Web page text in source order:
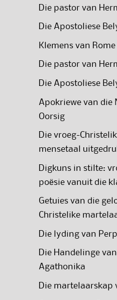
Die pastor van
Die Apostoliese
Klemens van Rome
Die pastor van
Die Apostoliese
Apokriewe van die
Oorsig
Die vroeg-
mensetaal
Digkuns in stilte:
poësie vanuit die
Getuies van die
Christelike
Die lyding van
Die Handelinge
Agathonika
Die